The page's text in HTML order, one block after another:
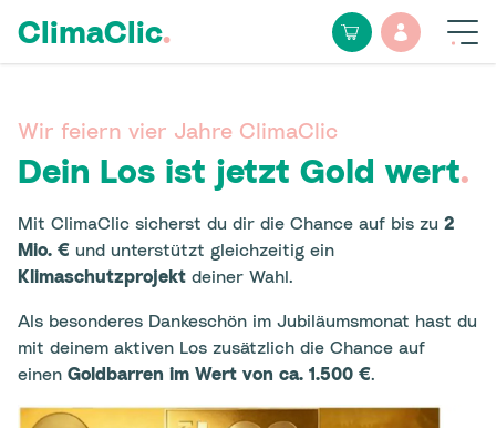
ClimaClic.
Wir feiern vier Jahre ClimaClic
Dein Los ist jetzt Gold wert.
Mit ClimaClic sicherst du dir die Chance auf bis zu 2
Mio. € und unterstützt gleichzeitig ein
Klimaschutzprojekt deiner Wahl.
Als besonderes Dankeschön im Jubiläumsmonat hast du
mit deinem aktiven Los zusätzlich die Chance auf
einen Goldbarren im Wert von ca. 1.500 €.